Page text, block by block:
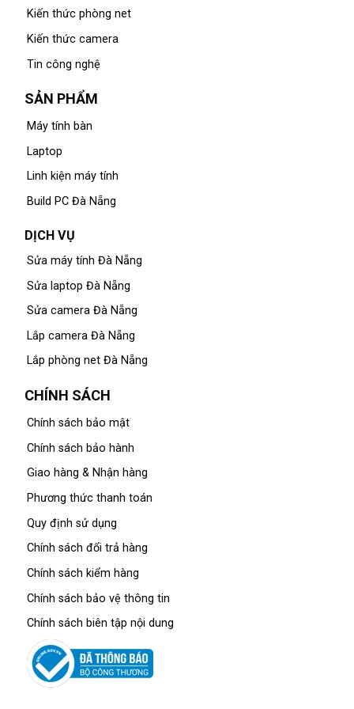
Kiến thức phòng net
Kiến thức camera
Tin công nghệ
SẢN PHẨM
Máy tính bàn
Laptop
Linh kiện máy tính
Build PC Đà Nẵng
DỊCH VỤ
Sửa máy tính Đà Nẵng
Sửa laptop Đà Nẵng
Sửa camera Đà Nẵng
Lắp camera Đà Nẵng
Lắp phòng net Đà Nẵng
CHÍNH SÁCH
Chính sách bảo mật
Chính sách bảo hành
Giao hàng & Nhận hàng
Phương thức thanh toán
Quy định sử dụng
Chính sách đổi trả hàng
Chính sách kiểm hàng
Chính sách bảo vệ thông tin
Chính sách biên tập nội dung